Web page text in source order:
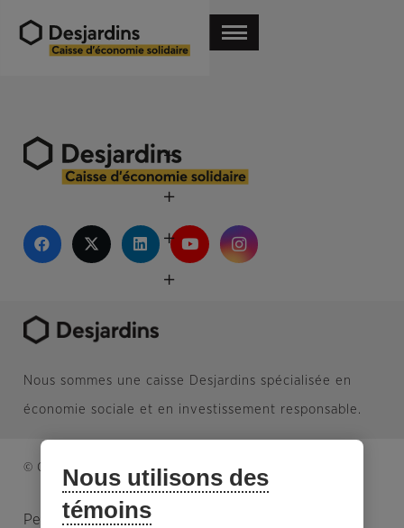
Nous sommes une caisse Desjardins spécialisée en
économie sociale et en investissement responsable.
© Caisse d’économie solidaire. Tous droits réservés.
Personnaliser les témoins
Nous utilisons des
témoins